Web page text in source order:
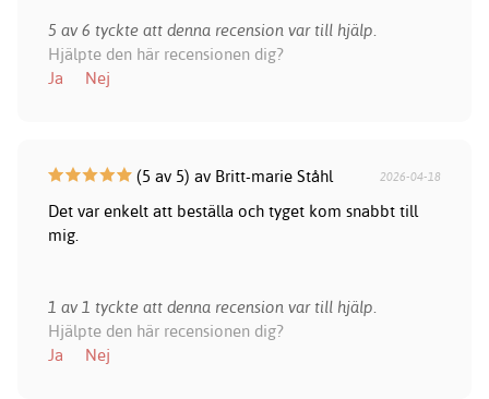
5 av 6 tyckte att denna recension var till hjälp.
Hjälpte den här recensionen dig?
Ja
Nej
(5 av 5) av Britt-marie Ståhl 2026-04-18
Det var enkelt att beställa och tyget kom snabbt till
mig.
1 av 1 tyckte att denna recension var till hjälp.
Hjälpte den här recensionen dig?
Ja
Nej